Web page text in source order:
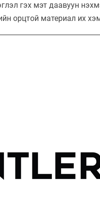
гэх мэт даавуун
орцтой материал их